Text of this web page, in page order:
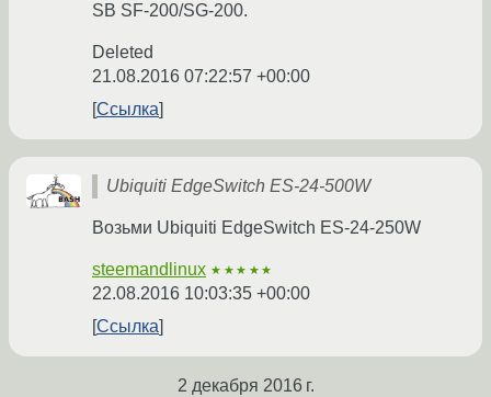
SB SF-200/SG-200.
Deleted
21.08.2016 07:22:57 +00:00
Ссылка
Ubiquiti EdgeSwitch ES-24-500W
Возьми Ubiquiti EdgeSwitch ES-24-250W
steemandlinux ★★★★★
22.08.2016 10:03:35 +00:00
Ссылка
2 декабря 2016 г.